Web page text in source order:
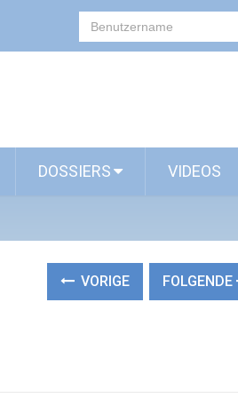
DOSSIERS VIDEOS
VORIGE FOLGENDE